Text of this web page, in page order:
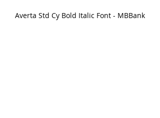
Averta Std Cy Bold Italic Font - MBBank